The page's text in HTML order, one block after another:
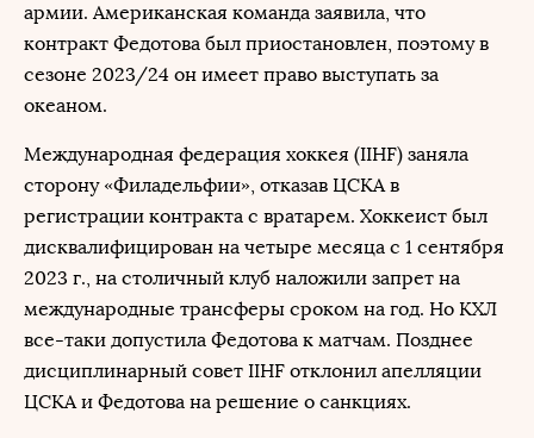
армии. Американская команда заявила, что
контракт Федотова был приостановлен, поэтому в
сезоне 2023/24 он имеет право выступать за
океаном.
Международная федерация хоккея (IIHF) заняла
сторону «Филадельфии», отказав ЦСКА в
регистрации контракта с вратарем. Хоккеист был
дисквалифицирован на четыре месяца с 1 сентября
2023 г., на столичный клуб наложили запрет на
международные трансферы сроком на год. Но КХЛ
все-таки допустила Федотова к матчам. Позднее
дисциплинарный совет IIHF отклонил апелляции
ЦСКА и Федотова на решение о санкциях.